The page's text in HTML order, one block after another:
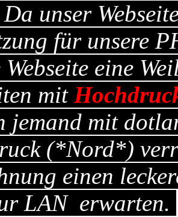
Da unser
für unsere
Webseite eine
mit
jemand mit
(*Nord*)
einen
LAN erwarten.